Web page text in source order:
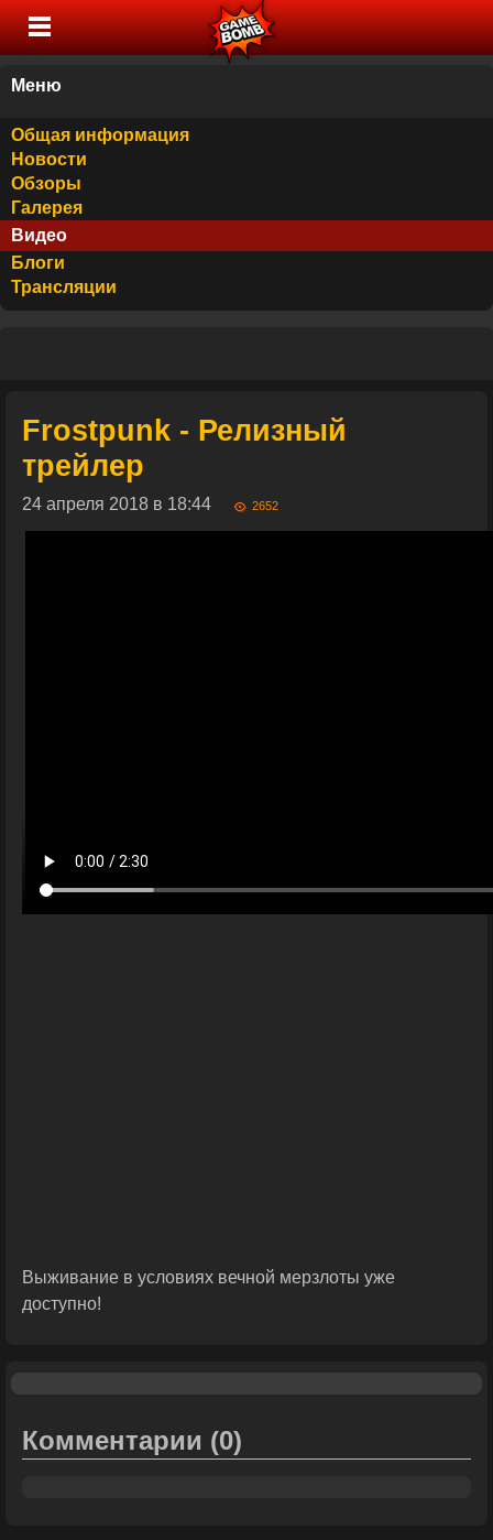
Меню
Общая информация
Новости
Обзоры
Галерея
Видео
Блоги
Трансляции
Frostpunk - Релизный
трейлер
24 апреля 2018 в 18:44 2652
Выживание в условиях вечной мерзлоты уже
доступно!
Комментарии (0)